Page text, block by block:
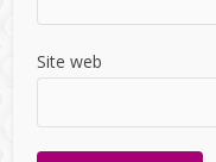
Site web